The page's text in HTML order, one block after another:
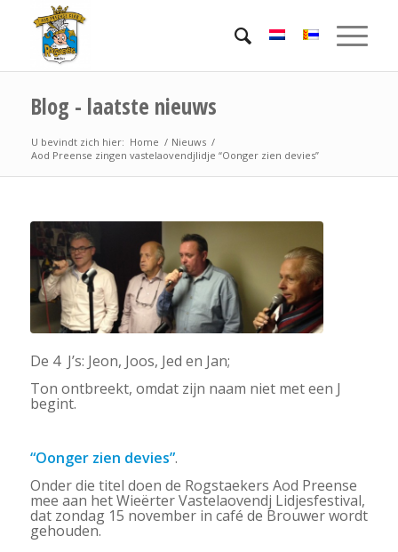
Blog - laatste nieuws
U bevindt zich hier: Home / Nieuws /
Aod Preense zingen vastelaovendjlidje “Oonger zien devies”
De 4 J’s: Jeon, Joos, Jed en Jan;
Ton ontbreekt, omdat zijn naam niet met een J
begint.
“Oonger zien devies”.
Onder die titel doen de Rogstaekers Aod Preense
mee aan het Wieërter Vastelaovendj Lidjesfestival,
dat zondag 15 november in café de Brouwer wordt
gehouden.